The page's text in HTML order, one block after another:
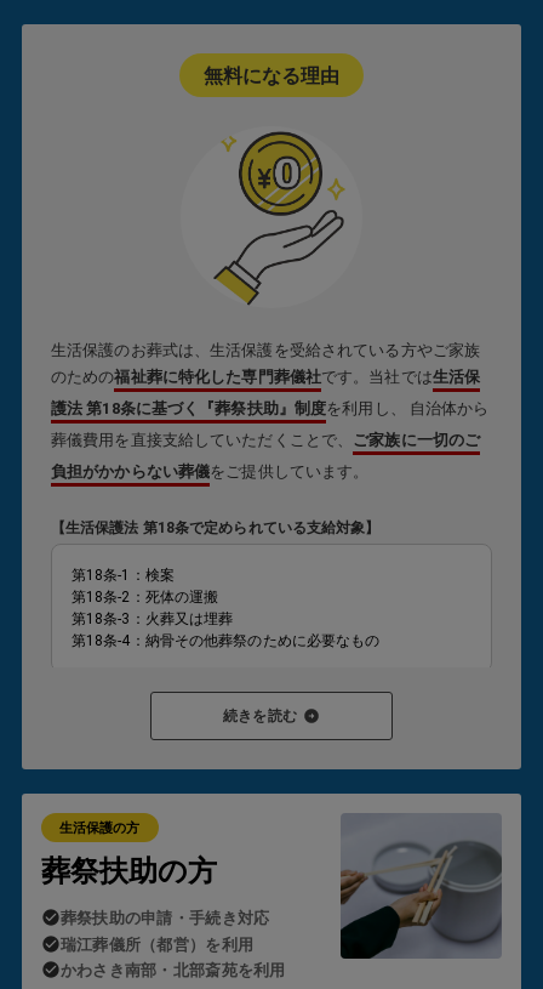
無料になる理由
生活保護のお葬式は、生活保護を受給されている方やご家族
のための福祉葬に特化した専門葬儀社です。当社では生活保
護法 第18条に基づく『葬祭扶助』制度を利用し、 自治体から
葬儀費用を直接支給していただくことで、 ご家族に一切のご
負担がかからない葬儀をご提供しています。
【生活保護法 第18条で定められている支給対象】
第18条-1：検案
第18条-2：死体の運搬
第18条-3：火葬又は埋葬
第18条-4：納骨その他葬祭のために必要なもの
葬祭扶助が対象となり、支給が認められると
を立て替えたり、後から請求を受けたりすることはありませ
ん。これが「生活保護のお葬式」の葬儀が0円でご利用いただ
ける理由です。
ただし、制度の適用にはいくつかの要件があります。
・故人または喪主となる方が生活保護受給者であること
・故人の預貯金や遺留金がほとんどないこと
・ご遺族の方の資産状況に著しい余裕がないこと
続きを読む
生活保護の方
葬祭扶助の方
葬祭扶助の申請・手続き対応
瑞江葬儀所（都営）を利用
かわさき南部・北部斎苑を利用